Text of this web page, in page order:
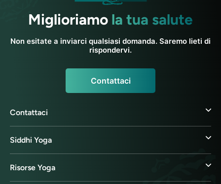
Miglioriamo la tua salute
Non esitate a inviarci qualsiasi domanda. Saremo lieti di
rispondervi.
Contattaci
Contattaci
Siddhi Yoga
Risorse Yoga